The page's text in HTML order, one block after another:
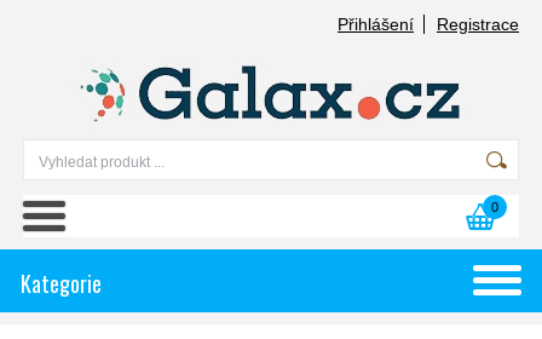
Přihlášení Registrace
0
Kategorie